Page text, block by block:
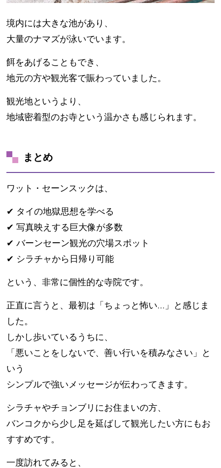
境内には大きな池があり、
大量のナマズが泳いでいます。
餌をあげることもでき、
地元の方や観光客で賑わっていました。
観光地というより、
地域密着型のお寺という温かさも感じられます。
まとめ
ワット・セーンスックは、
✔ タイの地獄思想を学べる
✔ 写真映えする巨大像が多数
✔ バーンセーン観光の穴場スポット
✔ シラチャから日帰り可能
という、非常に個性的な寺院です。
正直に言うと、最初は「ちょっと怖い…」と感じま
した。
しかし歩いているうちに、
「悪いことをしないで、善い行いを積みなさい」と
いう
シンプルで強いメッセージが伝わってきます。
シラチャやチョンブリにお住まいの方、
バンコクから少し足を延ばして観光したい方にもお
すすめです。
一度訪れてみると、